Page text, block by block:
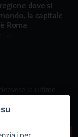
dove si
la capitale
Roma
direttamente
per